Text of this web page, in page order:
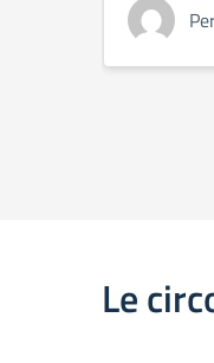
Le